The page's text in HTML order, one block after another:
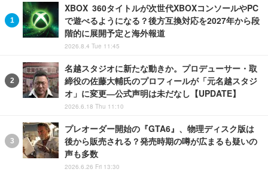
XBOX 360タイトルが次世代XBOXコンソールやPC
で遊べるようになる？後方互換対応を2027年から段
階的に展開予定と海外報道
2026.8.4 Tue 11:45
名越スタジオに新たな動きか。プロデューサー・取
締役の佐藤大輔氏のプロフィールが「元名越スタジ
オ」に変更―公式声明は未だなし【UPDATE】
2026.6.18 Thu 11:10
プレオーダー開始の『GTA6』、物理ディスク版は
後から販売される？発売時期の噂が広まるも疑いの
声も多数
2026.6.26 Fri 13:30